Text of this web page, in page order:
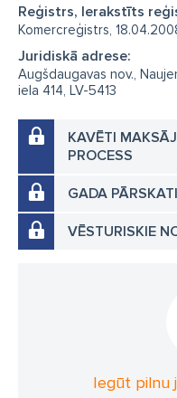
Reģistrs, Ierakstīts
Komercreģistrs,
Juridiskā adrese:
Augšdaugavas nov.,
iela 414, LV-5413
KAVĒTI
PROCESS
GADA PĀRSKATI
VĒSTURISKIE
Iegūt pilnu